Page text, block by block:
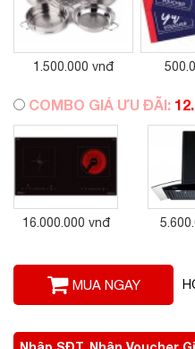
1.500.000 vnđ
COMBO GIÁ ƯU ĐÃI:
16.000.000 vnđ
MUA NGAY